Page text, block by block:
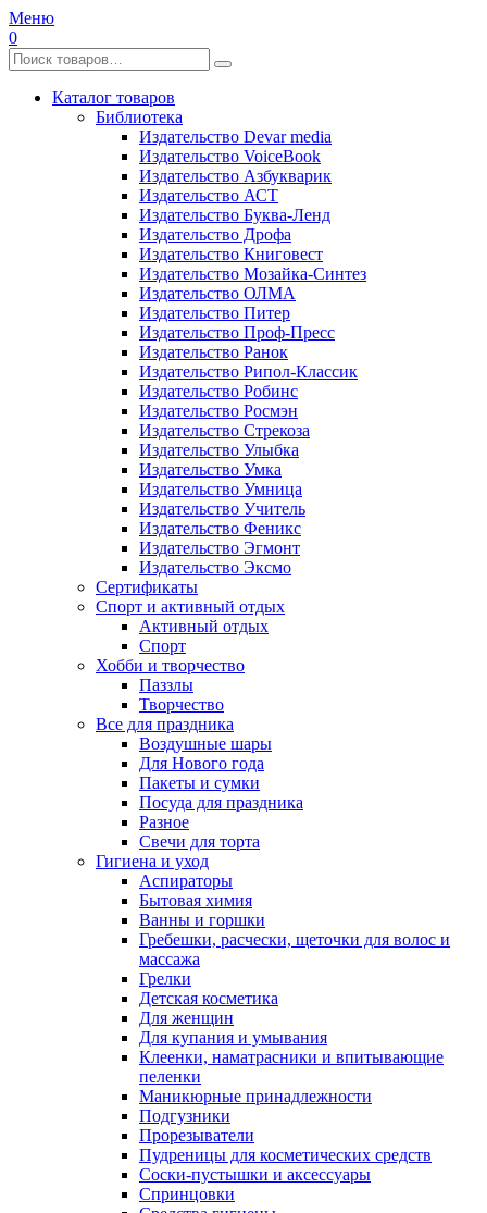
Меню
0
Каталог товаров
Библиотека
Издательство Devar media
Издательство VoiceBook
Издательство Азбукварик
Издательство АСТ
Издательство Буква-Ленд
Издательство Дрофа
Издательство Книговест
Издательство Мозайка-Синтез
Издательство ОЛМА
Издательство Питер
Издательство Проф-Пресс
Издательство Ранок
Издательство Рипол-Классик
Издательство Робинс
Издательство Росмэн
Издательство Стрекоза
Издательство Улыбка
Издательство Умка
Издательство Умница
Издательство Учитель
Издательство Феникс
Издательство Эгмонт
Издательство Эксмо
Сертификаты
Спорт и активный отдых
Активный отдых
Спорт
Хобби и творчество
Паззлы
Творчество
Все для праздника
Воздушные шары
Для Нового года
Пакеты и сумки
Посуда для праздника
Разное
Свечи для торта
Гигиена и уход
Аспираторы
Бытовая химия
Ванны и горшки
Гребешки, расчески, щеточки для волос и
массажа
Грелки
Детская косметика
Для женщин
Для купания и умывания
Клеенки, наматрасники и впитывающие
пеленки
Маникюрные принадлежности
Подгузники
Прорезыватели
Пудреницы для косметических средств
Соски-пустышки и аксессуары
Спринцовки